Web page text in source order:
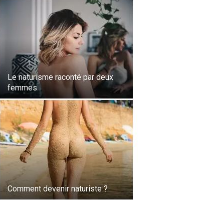
Le naturisme raconté par deux
femmes
Comment devenir naturiste ?